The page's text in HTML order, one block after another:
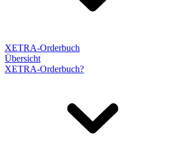
XETRA-Orderbuch
Übersicht
XETRA-Orderbuch?